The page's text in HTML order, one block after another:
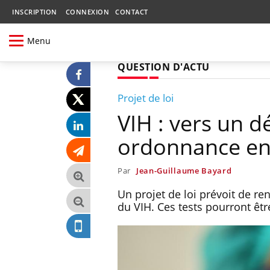
INSCRIPTION CONNEXION CONTACT
Menu
QUESTION D'ACTU
Projet de loi
VIH : vers un
ordonnance
Par Jean-Guillaume Bayard
Un projet de loi prévoit de
du VIH. Ces tests pourront